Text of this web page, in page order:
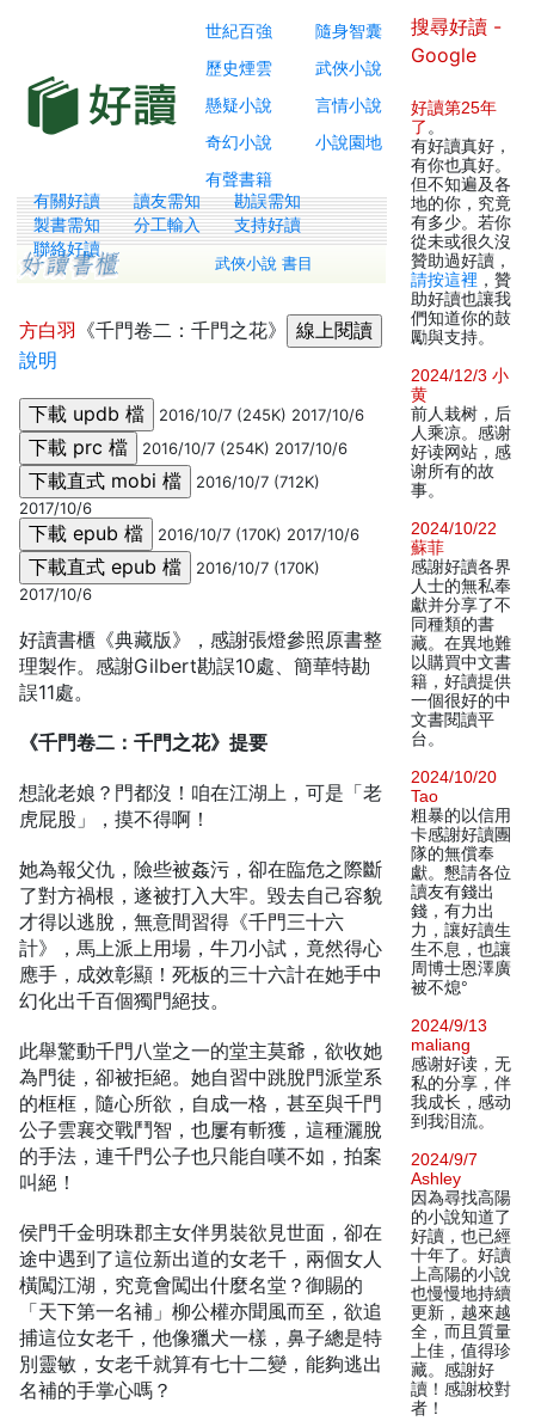
世紀百強
隨身智囊
歷史煙雲
武俠小說
懸疑小說
言情小說
奇幻小說
小說園地
有聲書籍
有關好讀 讀友需知
勘誤需知
製書需知
分工輸入
支持好讀
聯絡好讀
武俠小說 書目
方白羽 《千門卷二：千門之花》
說明
2016/10/7 (245K) 2017/10/6
2016/10/7 (254K) 2017/10/6
2016/10/7 (712K)
2017/10/6
2016/10/7 (170K) 2017/10/6
2016/10/7 (170K)
2017/10/6
好讀書櫃《典藏版》，感謝張燈參照原書整
理製作。感謝Gilbert勘誤10處、簡華特勘
誤11處。
《千門卷二：千門之花》提要
想訛老娘？門都沒！咱在江湖上，可是「老
虎屁股」，摸不得啊！
她為報父仇，險些被姦污，卻在臨危之際斷
了對方禍根，遂被打入大牢。毀去自己容貌
才得以逃脫，無意間習得《千門三十六
計》，馬上派上用場，牛刀小試，竟然得心
應手，成效彰顯！死板的三十六計在她手中
幻化出千百個獨門絕技。
此舉驚動千門八堂之一的堂主莫爺，欲收她
為門徒，卻被拒絕。她自習中跳脫門派堂系
的框框，隨心所欲，自成一格，甚至與千門
公子雲襄交戰鬥智，也屢有斬獲，這種灑脫
的手法，連千門公子也只能自嘆不如，拍案
叫絕！
侯門千金明珠郡主女伴男裝欲見世面，卻在
途中遇到了這位新出道的女老千，兩個女人
橫闖江湖，究竟會闖出什麼名堂？御賜的
「天下第一名補」柳公權亦聞風而至，欲追
捕這位女老千，他像獵犬一樣，鼻子總是特
別靈敏，女老千就算有七十二變，能夠逃出
名補的手掌心嗎？
搜尋好讀 -
Google
好讀第25年
了 。
有好讀真好，
有你也真好。
但不知遍及各
地的你，究竟
有多少。若你
從未或很久沒
贊助過好讀，
請按這裡 ，贊
助好讀也讓我
們知道你的鼓
勵與支持。
2024/12/3 小
黄
前人栽树，后
人乘凉。感谢
好读网站，感
谢所有的故
事。
2024/10/22
蘇菲
感謝好讀各界
人士的無私奉
獻并分享了不
同種類的書
藏。在異地難
以購買中文書
籍，好讀提供
一個很好的中
文書閱讀平
台。
2024/10/20
Tao
粗暴的以信用
卡感謝好讀團
隊的無償奉
獻。懇請各位
讀友有錢出
錢，有力出
力，讓好讀生
生不息，也讓
周博士恩澤廣
被不熄°
2024/9/13
maliang
感谢好读，无
私的分享，伴
我成长，感动
到我泪流。
2024/9/7
Ashley
因為尋找高陽
的小說知道了
好讀，也已經
十年了。好讀
上高陽的小說
也慢慢地持續
更新，越來越
全，而且質量
上佳，值得珍
藏。感謝好
讀！感謝校對
者！